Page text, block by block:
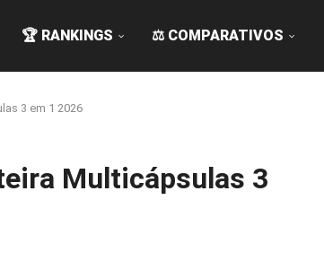
🏆 RANKINGS ⚖️ COMPARATIVOS
3 em 1 2026
Multicápsulas 3